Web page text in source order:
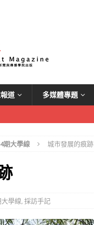
道 多媒體專題
期大學線 城市發展的痕跡
大學線,採訪手記